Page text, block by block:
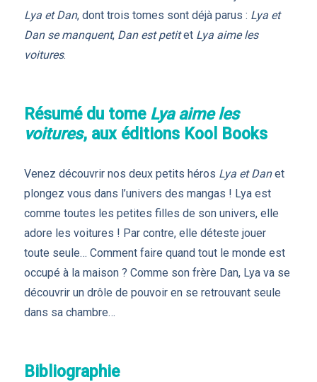
Lya et Dan, dont trois tomes sont déjà parus : Lya et
Dan se manquent, Dan est petitet Lya aime les
voitures.
Résumé du tome Lya aime les
voitures, aux éditions Kool Books
Venez découvrir nos deux petits héros Lya et Danet
plongez vous dans l’univers des mangas ! Lya est
comme toutes les petites filles de son univers, elle
adore les voitures ! Par contre, elle déteste jouer
toute seule… Comment faire quand tout le monde est
occupé à la maison ? Comme son frère Dan, Lya va se
découvrir un drôle de pouvoir en se retrouvant seule
dans sa chambre…
Bibliographie